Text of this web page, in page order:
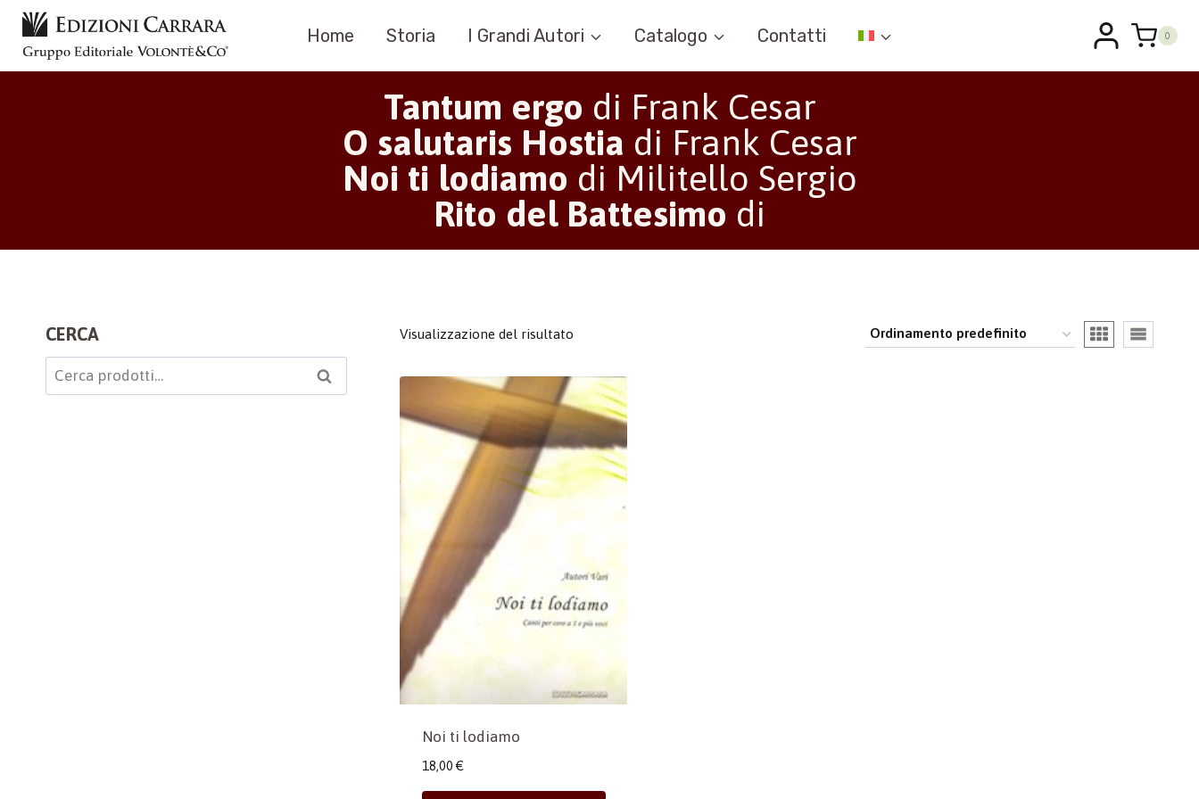
Salta
contenuto
Home Storia I Grandi Autori Catalogo Contatti 0
Tantum ergo di Frank Cesar
O salutaris Hostia di Frank Cesar
Noi ti lodiamo di Militello Sergio
Rito del Battesimo di
Visualizzazione del risultato
Noi ti lodiamo
18,00 €
CERCA
Cerca: Cerca